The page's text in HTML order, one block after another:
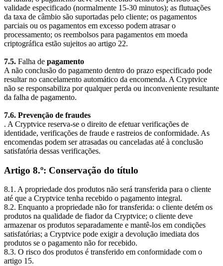
validade especificado (normalmente 15-30 minutos); as flutuações
da taxa de câmbio são suportadas pelo cliente; os pagamentos
parciais ou os pagamentos em excesso podem atrasar o
processamento; os reembolsos para pagamentos em moeda
criptográfica estão sujeitos ao artigo 22.
7.5. Falha de pagamento
A não conclusão do pagamento dentro do prazo especificado pode
resultar no cancelamento automático da encomenda. A Cryptvice
não se responsabiliza por qualquer perda ou inconveniente resultante
da falha de pagamento.
7.6. Prevenção de fraudes
. A Cryptvice reserva-se o direito de efetuar verificações de
identidade, verificações de fraude e rastreios de conformidade. As
encomendas podem ser atrasadas ou canceladas até à conclusão
satisfatória dessas verificações.
Artigo 8.º: Conservação do título
8.1. A propriedade dos produtos não será transferida para o cliente
até que a Cryptvice tenha recebido o pagamento integral.
8.2. Enquanto a propriedade não for transferida: o cliente detém os
produtos na qualidade de fiador da Cryptvice; o cliente deve
armazenar os produtos separadamente e mantê-los em condições
satisfatórias; a Cryptvice pode exigir a devolução imediata dos
produtos se o pagamento não for recebido.
8.3. O risco dos produtos é transferido em conformidade com o
artigo 15.